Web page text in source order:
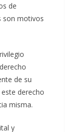
de
son motivos
de su
derecho
misma.
y